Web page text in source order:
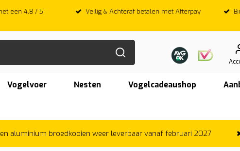
Veilig & Achteraf betalen met Afterpay Birdsupply spaarpunt bij
Vogelvoer Nesten Vogelcadeaushop
aluminium broedkooien weer leverbaar vanaf februari 2027